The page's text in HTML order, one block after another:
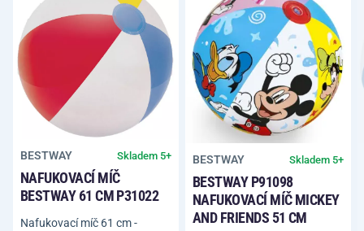
BESTWAY Skladem 5+
NAFUKOVACÍ MÍČ
BESTWAY 61 CM P31022
Nafukovací míč 61 cm -
BESTWAY Skladem 5+
BESTWAY P91098
NAFUKOVACÍ MÍČ MICKEY
AND FRIENDS 51 CM